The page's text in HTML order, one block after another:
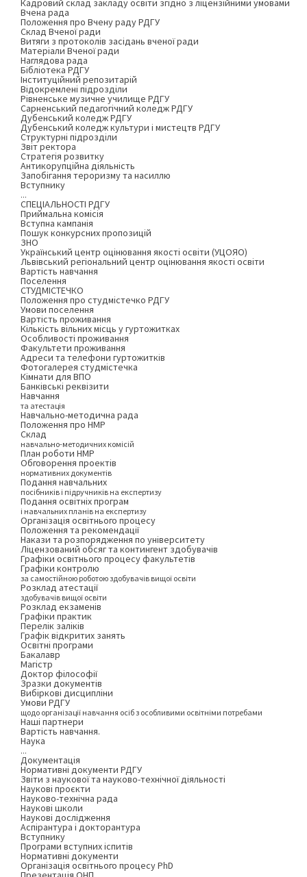
Вчена рада
Положення про Вчену раду РДГУ
Склад Вченої ради
Витяги з протоколів засідань вченої ради
Матеріали Вченої ради
Наглядова рада
Бібліотека РДГУ
Інституційний репозитарій
Відокремлені підрозділи
Рівненське музичне училище РДГУ
Сарненський педагогічний коледж РДГУ
Дубенський коледж РДГУ
Дубенський коледж культури і мистецтв РДГУ
Структурні підрозділи
Звіт ректора
Стратегія розвитку
Антикорупційна діяльність
Запобігання тероризму та насиллю
Вступнику
...
СПЕЦІАЛЬНОСТІ РДГУ
Приймальна комісія
Вступна кампанія
Пошук конкурсних пропозицій
ЗНО
Український центр оцінювання якості освіти (УЦОЯО)
Львівський регіональний центр оцінювання якості освіти
Вартість навчання
Поселення
СТУДМІСТЕЧКО
Положення про студмістечко РДГУ
Умови поселення
Вартість проживання
Кількість вільних місць у гуртожитках
Особливості проживання
Факультети проживання
Адреси та телефони гуртожитків
Фотогалерея студмістечка
Кімнати для ВПО
Банківські реквізити
Навчання
та атестація
Навчально-методична рада
Положення про НМР
Склад
навчально-методичних комісій
План роботи НМР
Обговорення проектів
нормативних документів
Подання навчальних
посібників і підручників на експертизу
Подання освітніх програм
і навчальних планів на експертизу
Організація освітнього процесу
Положення та рекомендації
Накази та розпорядження по університету
Ліцензований обсяг та контингент здобувачів
Графіки освітнього процесу факультетів
Графіки контролю
за самостійною роботою здобувачів вищої освіти
Розклад атестації
здобувачів вищої освіти
Розклад екзаменів
Графіки практик
Перелік заліків
Графік відкритих занять
Освітні програми
Бакалавр
Магістр
Доктор філософії
Зразки документів
Вибіркові дисципліни
Умови РДГУ
щодо організації навчання осіб з особливими освітніми потребами
Наші партнери
Вартість навчання.
Наука
...
Документація
Нормативні документи РДГУ
Звіти з наукової та науково-технічної діяльності
Наукові проєкти
Науково-технічна рада
Наукові школи
Наукові дослідження
Аспірантура і докторантура
Вступнику
Програми вступних іспитів
Нормативні документи
Організація освітнього процесу PhD